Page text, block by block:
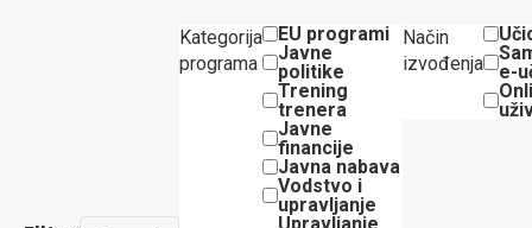
Kategorija
programa
EU programi
Javne
politike
Trening
trenera
Javne
financije
Javna nabava
Vodstvo i
upravljanje
Način
izvođenja
e-